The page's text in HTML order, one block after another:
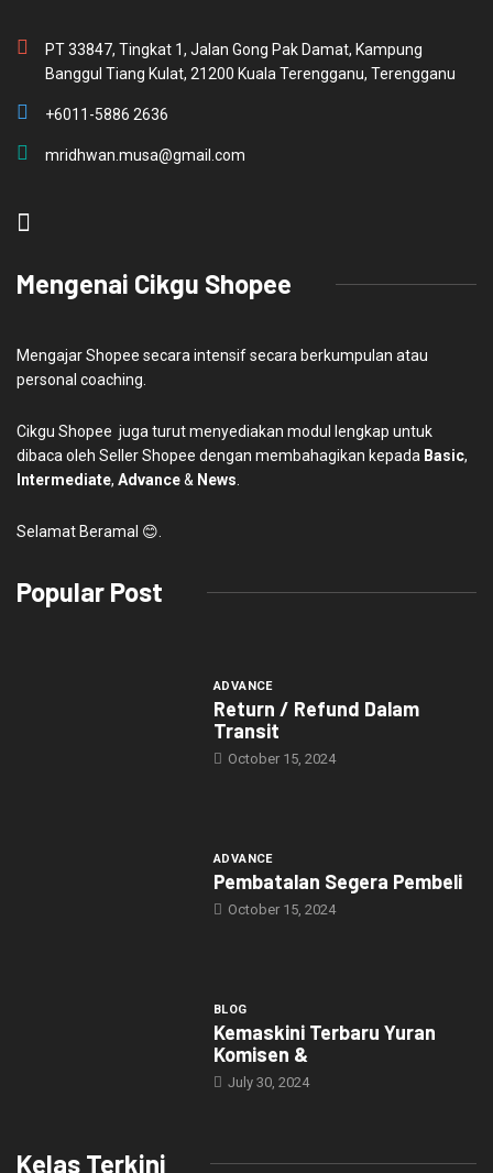
PT 33847, Tingkat 1, Jalan Gong Pak Damat, Kampung
Banggul Tiang Kulat, 21200 Kuala Terengganu, Terengganu
+6011-5886 2636
mridhwan.musa@gmail.com
Mengenai Cikgu Shopee
Mengajar Shopee secara intensif secara berkumpulan atau
personal coaching.
Cikgu Shopee juga turut menyediakan modul lengkap untuk
dibaca oleh Seller Shopee dengan membahagikan kepada Basic,
Intermediate, Advance& News.
Selamat Beramal 😊.
Popular Post
ADVANCE
Return / Refund Dalam
Transit
October 15, 2024
ADVANCE
Pembatalan Segera Pembeli
October 15, 2024
BLOG
Kemaskini Terbaru Yuran
Komisen &
July 30, 2024
Kelas Terkini